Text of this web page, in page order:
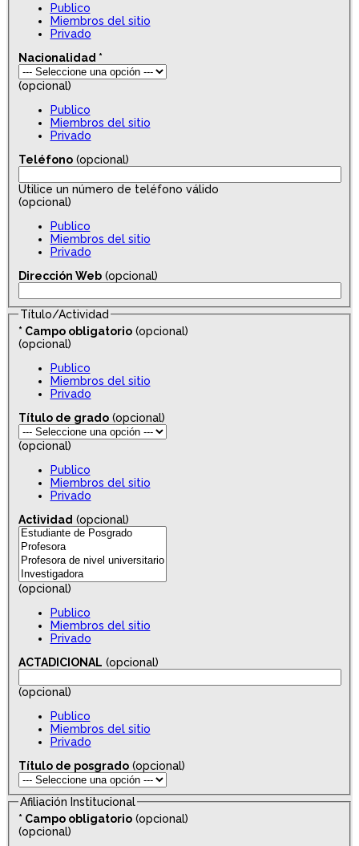
Publico
Miembros del sitio
Privado
Nacionalidad *
(opcional)
Publico
Miembros del sitio
Privado
Teléfono (opcional)
Utilice un número de teléfono válido
(opcional)
Publico
Miembros del sitio
Privado
Dirección Web (opcional)
Título/Actividad
* Campo obligatorio (opcional)
(opcional)
Publico
Miembros del sitio
Privado
Título de grado (opcional)
(opcional)
Publico
Miembros del sitio
Privado
Actividad (opcional)
(opcional)
Publico
Miembros del sitio
Privado
ACTADICIONAL (opcional)
(opcional)
Publico
Miembros del sitio
Privado
Título de posgrado (opcional)
Afiliación Institucional
* Campo obligatorio (opcional)
(opcional)